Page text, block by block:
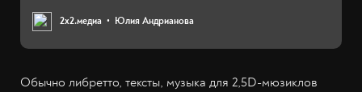
2х2.медиа Юлия Андрианова
Обычно либретто, тексты, музыка для 2,5D-мюзиклов